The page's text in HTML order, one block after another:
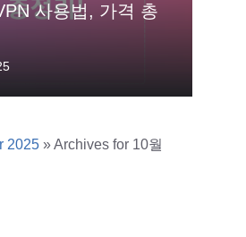
사용법, 가격 총
2025 »Archives for 10월